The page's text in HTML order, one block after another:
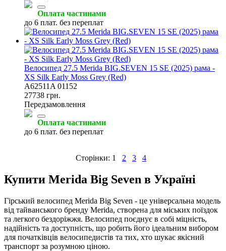
Оплата частинами
до 6 плат. без переплат
Велосипед 27.5 Merida BIG.SEVEN 15 SE (2025) рама -
XS Silk Early Moss Grey (Red)
A62511A 01152
27738 грн.
Передзамовлення
Оплата частинами
до 6 плат. без переплат
Сторінки: 1 2 3 4
Купити Merida Big Seven в Україні
Гірський велосипед Merida Big Seven - це універсальна модель
від тайванського бренду Merida, створена для міських поїздок
та легкого бездоріжжя. Велосипед поєднує в собі міцність,
надійність та доступність, що робить його ідеальним вибором
для початківців велосипедистів та тих, хто шукає якісний
транспорт за розумною ціною.